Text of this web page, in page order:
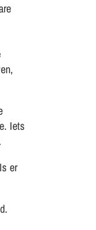
Iets
er